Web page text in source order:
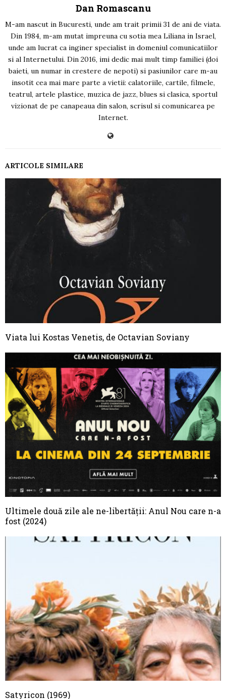
Dan Romascanu
M-am nascut in Bucuresti, unde am trait primii 31 de ani de viata.
Din 1984, m-am mutat impreuna cu sotia mea Liliana in Israel,
unde am lucrat ca inginer specialist in domeniul comunicatiilor
si al Internetului. Din 2016, imi dedic mai mult timp familiei (doi
baieti, un numar in crestere de nepoti) si pasiunilor care m-au
insotit cea mai mare parte a vietii: calatoriile, cartile, filmele,
teatrul, artele plastice, muzica de jazz, blues si clasica, sportul
vizionat de pe canapeaua din salon, scrisul si comunicarea pe
Internet.
ARTICOLE SIMILARE
Viata lui Kostas Venetis, de Octavian Soviany
Ultimele două zile ale ne-libertății: Anul Nou care n-a
fost (2024)
Satyricon (1969)